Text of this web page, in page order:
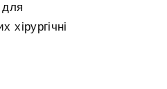
хірургічні